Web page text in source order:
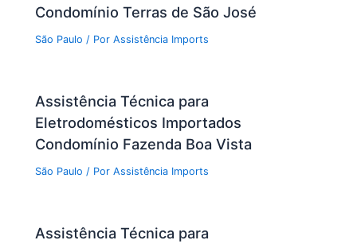
Condomínio Terras de São José
São Paulo / PorAssistência Imports
Assistência Técnica para
Eletrodomésticos Importados
Condomínio Fazenda Boa Vista
São Paulo / PorAssistência Imports
Assistência Técnica para